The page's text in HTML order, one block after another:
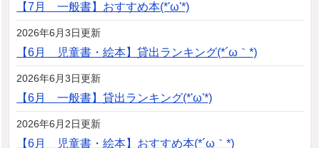
【7月 一般書】おすすめ本(*'ω'*)
2026年6月3日更新
【6月 児童書・絵本】貸出ランキング(*´ω｀*)
2026年6月3日更新
【6月 一般書】貸出ランキング(*'ω'*)
2026年6月2日更新
【6月 児童書・絵本】おすすめ本(*´ω｀*)